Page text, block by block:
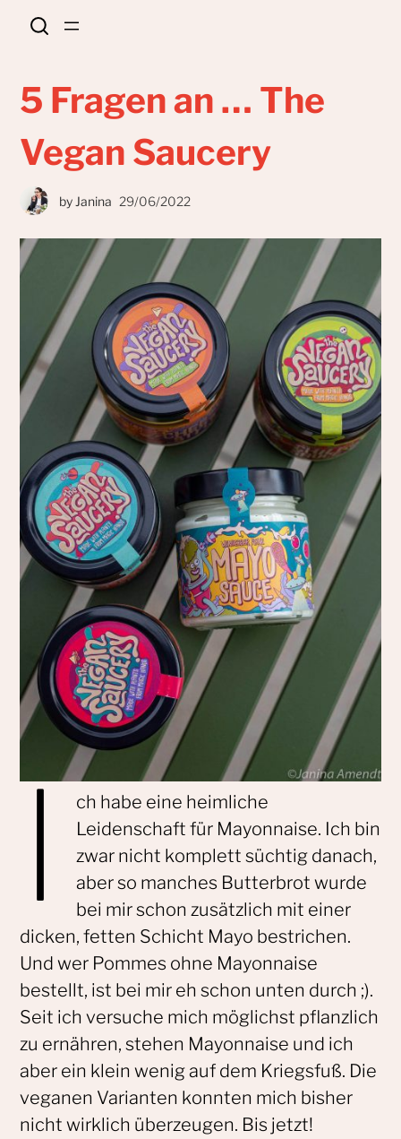
5 Fragen an … The
Vegan Saucery
by Janina 29/06/2022
I
ch habe eine heimliche
Leidenschaft für Mayonnaise. Ich bin
zwar nicht komplett süchtig danach,
aber so manches Butterbrot wurde
bei mir schon zusätzlich mit einer
dicken, fetten Schicht Mayo bestrichen.
Und wer Pommes ohne Mayonnaise
bestellt, ist bei mir eh schon unten durch ;).
Seit ich versuche mich möglichst pflanzlich
zu ernähren, stehen Mayonnaise und ich
aber ein klein wenig auf dem Kriegsfuß. Die
veganen Varianten konnten mich bisher
nicht wirklich überzeugen. Bis jetzt!